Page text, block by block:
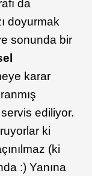
da
doyurmak
sonunda bir
karar
servis ediliyor.
ki
(ki
:) Yanına